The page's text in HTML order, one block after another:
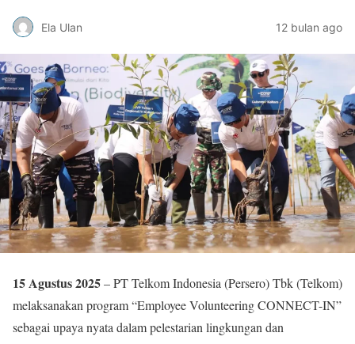
Ela Ulan 12 bulan ago
15 Agustus 2025– PT Telkom Indonesia (Persero) Tbk (Telkom)
melaksanakan program “Employee Volunteering CONNECT-IN”
sebagai upaya nyata dalam pelestarian lingkungan dan